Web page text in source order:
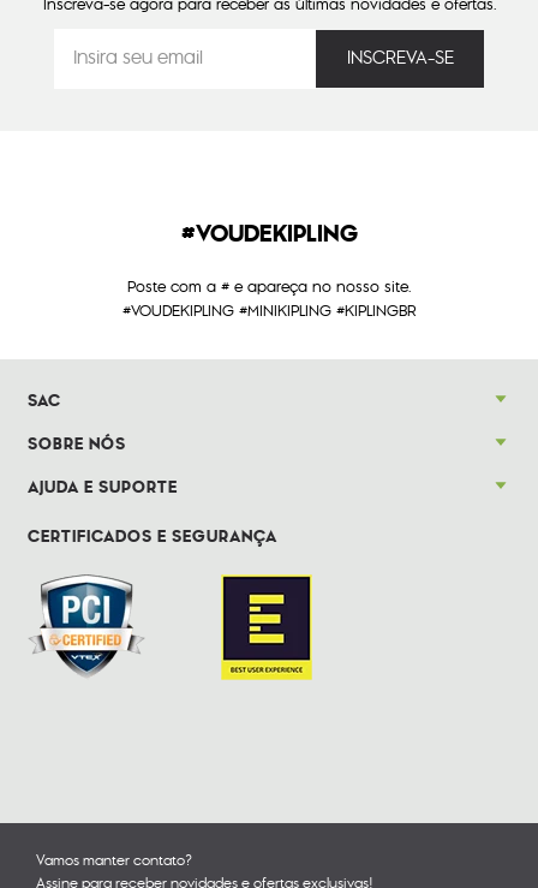
Inscreva-se agora para receber as últimas novidades e ofertas.
#VOUDEKIPLING
Poste com a # e apareça no nosso site.
#VOUDEKIPLING #MINIKIPLING #KIPLINGBR
SAC
SOBRE NÓS
AJUDA E SUPORTE
CERTIFICADOS E SEGURANÇA
Vamos manter contato?